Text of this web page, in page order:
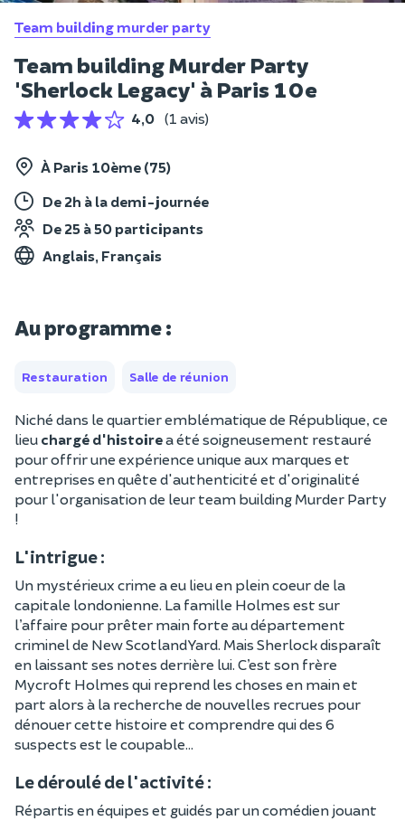
Team building murder party
Team building Murder Party
'Sherlock Legacy' à Paris 10e
4,0 (1 avis)
À Paris 10ème (75)
De 2h à la demi-journée
De 25 à 50 participants
Anglais, Français
Au programme :
Restauration Salle de réunion
Niché dans le quartier emblématique de République, ce
lieu chargé d'histoirea été soigneusement restauré
pour offrir une expérience unique aux marques et
entreprises en quête d'authenticité et d'originalité
pour l'organisation de leur team building Murder Party
!
L'intrigue :
Un mystérieux crime a eu lieu en plein coeur de la
capitale londonienne. La famille Holmes est sur
l’affaire pour prêter main forte au département
criminel de New Scotland Yard. Mais Sherlock disparaît
en laissant ses notes derrière lui. C’est son frère
Mycroft Holmes qui reprend les choses en main et
part alors à la recherche de nouvelles recrues pour
dénouer cette histoire et comprendre qui des 6
suspects est le coupable...
Le déroulé de l'activité :
Répartis en équipes et guidés par un comédien jouant